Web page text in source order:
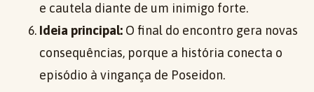
e cautela diante de um inimigo forte.
Ideia principal: O final do encontro gera novas
consequências, porque a história conecta o
episódio à vingança de Poseidon.